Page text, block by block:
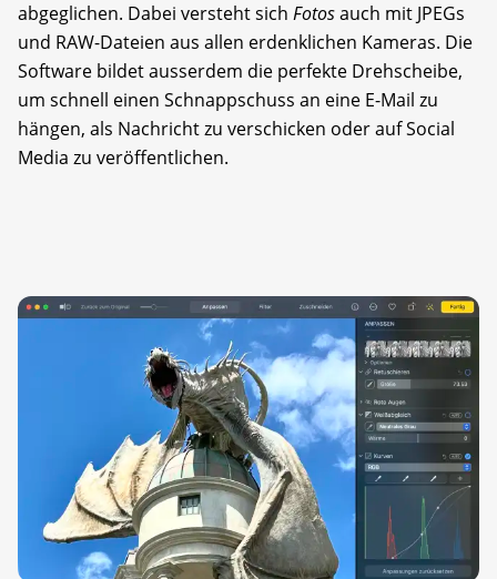
abgeglichen. Dabei versteht sich Fotosauch mit JPEGs
und RAW-Dateien aus allen erdenklichen Kameras. Die
Software bildet ausserdem die perfekte Drehscheibe,
um schnell einen Schnappschuss an eine E-Mail zu
hängen, als Nachricht zu verschicken oder auf Social
Media zu veröffentlichen.